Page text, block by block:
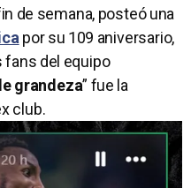
de semana, posteó una
por su 109 aniversario,
fans del equipo
grandeza” fue la
club.